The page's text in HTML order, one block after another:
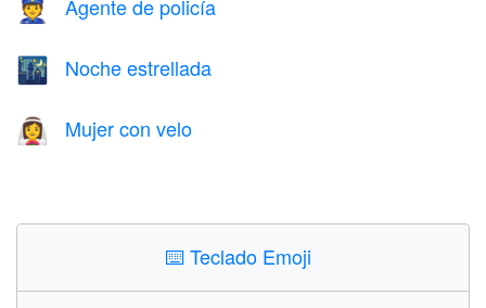
👮 Agente de policía
🌃 Noche estrellada
👰‍♀️ Mujer con velo
⌨️Teclado Emoji